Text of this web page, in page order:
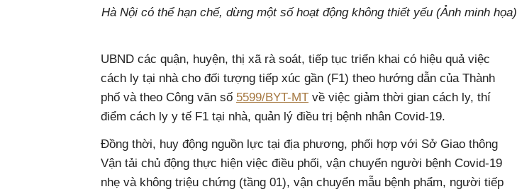
Hà Nội có thể hạn chế, dừng một số hoạt động không thiết yếu (Ảnh minh họa)
UBND các quận, huyện, thị xã rà soát, tiếp tục triển khai có hiệu quả việc
cách ly tại nhà cho đối tượng tiếp xúc gần (F1) theo hướng dẫn của Thành
phố và theo Công văn số 5599/BYT-MT về việc giảm thời gian cách ly, thí
điểm cách ly y tế F1 tại nhà, quản lý điều trị bệnh nhân Covid-19.
Đồng thời, huy động nguồn lực tại địa phương, phối hợp với Sở Giao thông
Vận tải chủ động thực hiện việc điều phối, vận chuyển người bệnh Covid-19
nhẹ và không triệu chứng (tầng 01), vận chuyển mẫu bệnh phẩm, người tiếp